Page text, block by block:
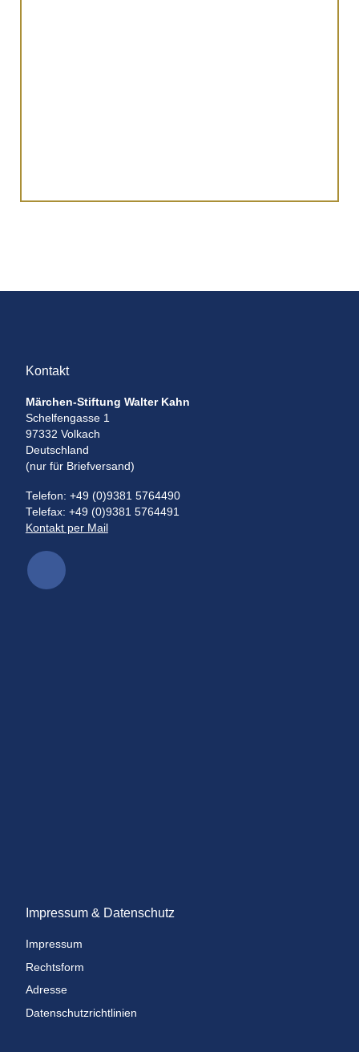
Kontakt
Märchen-Stiftung Walter Kahn
Schelfengasse 1
97332 Volkach
Deutschland
(nur für Briefversand)
Telefon: +49 (0)9381 5764490
Telefax: +49 (0)9381 5764491
Kontakt per Mail
Impressum & Datenschutz
Impressum
Rechtsform
Adresse
Datenschutzrichtlinien